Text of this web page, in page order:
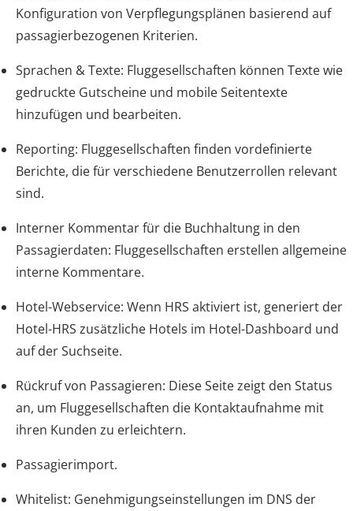
Konfiguration von Verpflegungsplänen basierend auf
passagierbezogenen Kriterien.
Sprachen & Texte: Fluggesellschaften können Texte wie
gedruckte Gutscheine und mobile Seitentexte
hinzufügen und bearbeiten.
Reporting: Fluggesellschaften finden vordefinierte
Berichte, die für verschiedene Benutzerrollen relevant
sind.
Interner Kommentar für die Buchhaltung in den
Passagierdaten: Fluggesellschaften erstellen allgemeine
interne Kommentare.
Hotel-Webservice: Wenn HRS aktiviert ist, generiert der
Hotel-HRS zusätzliche Hotels im Hotel-Dashboard und
auf der Suchseite.
Rückruf von Passagieren: Diese Seite zeigt den Status
an, um Fluggesellschaften die Kontaktaufnahme mit
ihren Kunden zu erleichtern.
Passagierimport.
Whitelist: Genehmigungseinstellungen im DNS der